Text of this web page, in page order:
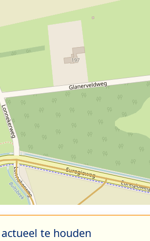
te houden